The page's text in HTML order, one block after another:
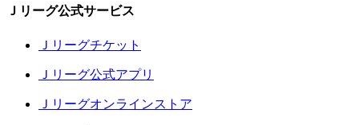
Ｊリーグ公式サービス
Ｊリーグチケット
Ｊリーグ公式アプリ
Ｊリーグオンラインストア